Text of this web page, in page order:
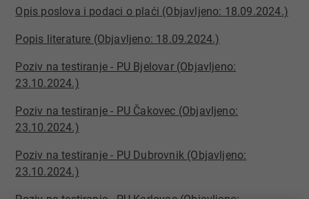
Opis poslova i podaci o plaći (Objavljeno: 18.09.2024.)​
Popis literature (Objavljeno: 18.09.2024.)​
Poziv na testiranje - PU Bjelovar (Objavljeno:
23.10.2024.)
Poziv na testiranje - PU Čakovec (Objavljeno:
23.10.2024.)
Poziv na testiranje - PU Dubrovnik (Objavljeno:
23.10.2024.)